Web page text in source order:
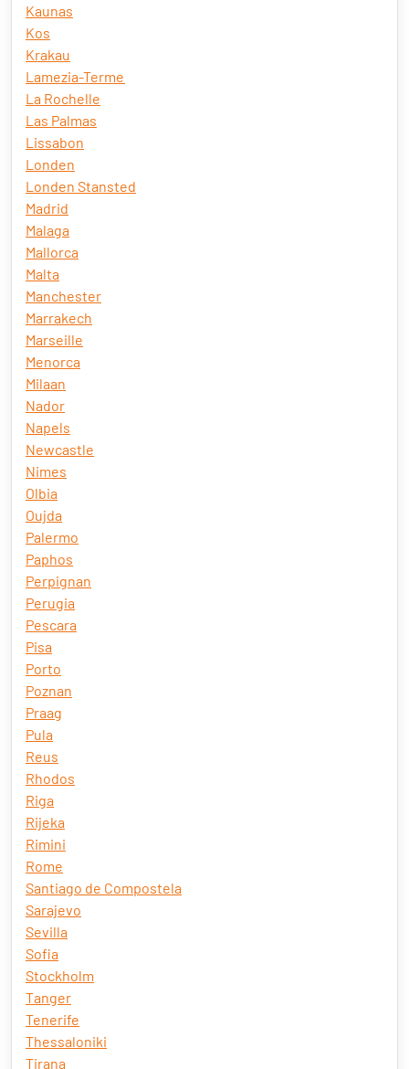
Kaunas
Kos
Krakau
Lamezia-Terme
La Rochelle
Las Palmas
Lissabon
Londen
Londen Stansted
Madrid
Malaga
Mallorca
Malta
Manchester
Marrakech
Marseille
Menorca
Milaan
Nador
Napels
Newcastle
Nimes
Olbia
Oujda
Palermo
Paphos
Perpignan
Perugia
Pescara
Pisa
Porto
Poznan
Praag
Pula
Reus
Rhodos
Riga
Rijeka
Rimini
Rome
Santiago de Compostela
Sarajevo
Sevilla
Sofia
Stockholm
Tanger
Tenerife
Thessaloniki
Tirana